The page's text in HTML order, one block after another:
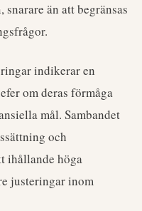
än att begränsas
indikerar en
om deras förmåga
mål. Sambandet
och
ihållande höga
justeringar inom